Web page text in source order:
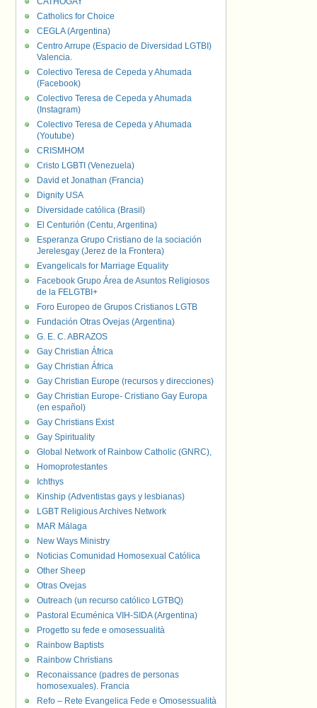
Catholics for Choice
CEGLA (Argentina)
Centro Arrupe (Espacio de Diversidad LGTBI)
Valencia.
Colectivo Teresa de Cepeda y Ahumada
(Facebook)
Colectivo Teresa de Cepeda y Ahumada
(Instagram)
Colectivo Teresa de Cepeda y Ahumada
(Youtube)
CRISMHOM
Cristo LGBTI (Venezuela)
David et Jonathan (Francia)
Dignity USA
Diversidade católica (Brasil)
El Centurión (Centu, Argentina)
Esperanza Grupo Cristiano de la sociación
Jerelesgay (Jerez de la Frontera)
Evangelicals for Marriage Equality
Facebook Grupo Área de Asuntos Religiosos
de la FELGTBI+
Foro Europeo de Grupos Cristianos LGTB
Fundación Otras Ovejas (Argentina)
G. E. C. ABRAZOS
Gay Christian África
Gay Christian África
Gay Christian Europe (recursos y direcciones)
Gay Christian Europe- Cristiano Gay Europa
(en español)
Gay Christians Exist
Gay Spirituality
Global Network of Rainbow Catholic (GNRC),
Homoprotestantes
Ichthys
Kinship (Adventistas gays y lesbianas)
LGBT Religious Archives Network
MAR Málaga
New Ways Ministry
Noticias Comunidad Homosexual Católica
Other Sheep
Otras Ovejas
Outreach (un recurso católico LGTBQ)
Pastoral Ecuménica VIH-SIDA (Argentina)
Progetto su fede e omosessualità
Rainbow Baptists
Rainbow Christians
Reconaissance (padres de personas
homosexuales). Francia
Refo – Rete Evangelica Fede e Omosessualità